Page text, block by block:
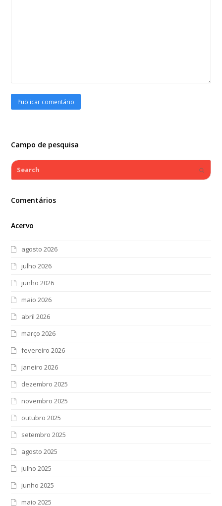
Campo de pesquisa
Search
Comentários
Acervo
agosto 2026
julho 2026
junho 2026
maio 2026
abril 2026
março 2026
fevereiro 2026
janeiro 2026
dezembro 2025
novembro 2025
outubro 2025
setembro 2025
agosto 2025
julho 2025
junho 2025
maio 2025